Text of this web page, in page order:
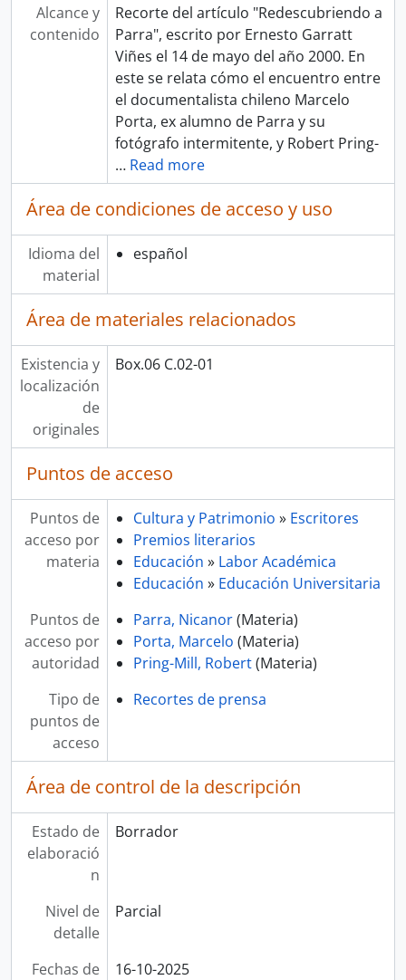
Alcance y
contenido
Recorte del artículo "Redescubriendo a
Parra", escrito por Ernesto Garratt
Viñes el 14 de mayo del año 2000. En
este se relata cómo el encuentro entre
el documentalista chileno Marcelo
Porta, ex alumno de Parra y su
fotógrafo intermitente, y Robert Pring-
… Read more
Área de condiciones de acceso y uso
Idioma del
material
español
Área de materiales relacionados
Existencia y
localización
de
originales
Box.06 C.02-01
Puntos de acceso
Puntos de
acceso por
materia
Cultura y Patrimonio » Escritores
Premios literarios
Educación » Labor Académica
Educación » Educación Universitaria
Puntos de
acceso por
autoridad
Parra, Nicanor(Materia)
Porta, Marcelo (Materia)
Pring-Mill, Robert(Materia)
Tipo de
puntos de
acceso
Recortes de prensa
Área de control de la descripción
Estado de
elaboració
n
Borrador
Nivel de
detalle
Parcial
Fechas de
16-10-2025